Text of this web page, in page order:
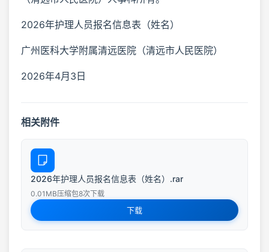
2026年护理人员报名信息表（姓名）
广州医科大学附属清远医院（清远市人民医院）
2026年4月3日
相关附件
2026年护理人员报名信息表（姓名）.rar
0.01MB压缩包8次下载
下载